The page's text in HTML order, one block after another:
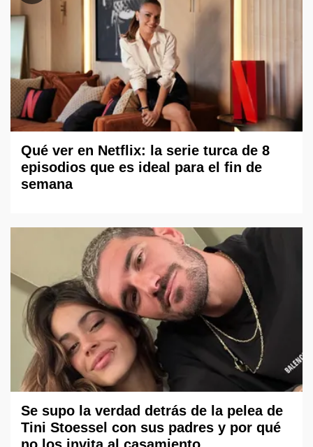
Qué ver en Netflix: la serie turca de 8
episodios que es ideal para el fin de
semana
Se supo la verdad detrás de la pelea de
Tini Stoessel con sus padres y por qué